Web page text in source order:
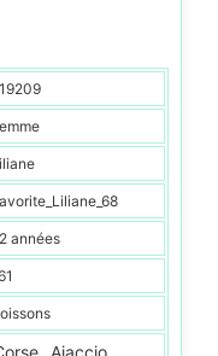
années
Ajaccio